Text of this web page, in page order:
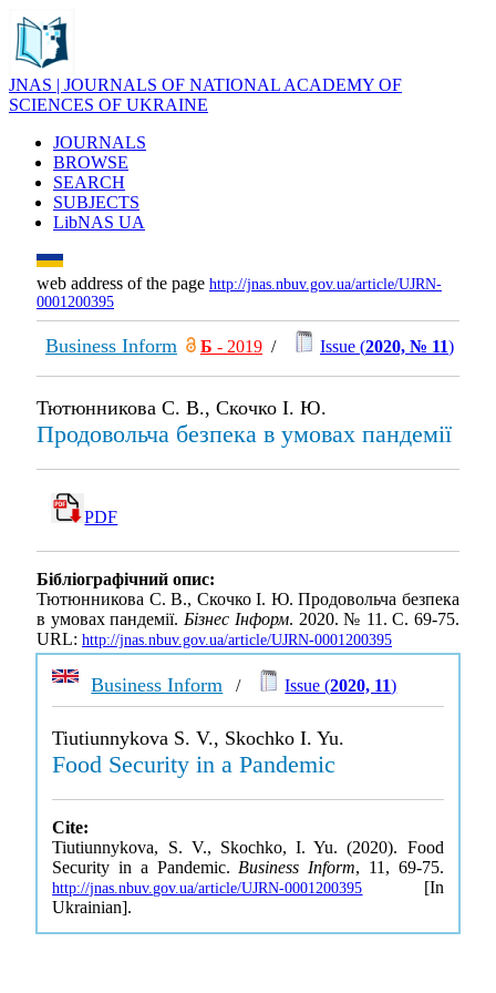
JNAS | JOURNALS OF NATIONAL ACADEMY OF
SCIENCES OF UKRAINE
JOURNALS
BROWSE
SEARCH
SUBJECTS
LibNAS UA
web address of the page http://jnas.nbuv.gov.ua/article/UJRN-
0001200395
Business Inform Б - 2019 / Issue (2020, № 11)
Тютюнникова С. В., Скочко І. Ю.
Продовольча безпека в умовах пандемії
PDF
Бібліографічний опис:
Тютюнникова С. В., Скочко І. Ю. Продовольча безпека
в умовах пандемії.Бізнес Інформ. 2020. № 11. С. 69-75.
URL: http://jnas.nbuv.gov.ua/article/UJRN-0001200395
Business Inform / Issue (2020, 11)
Tiutiunnykova S. V., Skochko I. Yu.
Food Security in a Pandemic
Cite:
Tiutiunnykova, S. V., Skochko, I. Yu. (2020). Food
Security in a Pandemic. Business Inform, 11, 69-75.
http://jnas.nbuv.gov.ua/article/UJRN-0001200395 [In
Ukrainian].